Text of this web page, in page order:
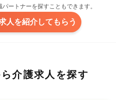
ートナーを探すこともできます。
人を紹介してもらう
介護求人を探す